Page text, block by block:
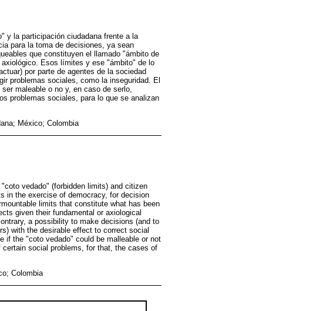
y la participación ciudadana frente a la
para la toma de decisiones, ya sean
que constituyen el llamado "ámbito de
Esos límites y ese "ámbito" de lo
por parte de agentes de la sociedad
problemas sociales, como la inseguridad. El
maleable o no y, en caso de serlo,
problemas sociales, para lo que se analizan
México; Colombia
vedado" (forbidden limits) and citizen
in the exercise of democracy, for decision
limits that constitute what has been
given their fundamental or axiological
a possibility to make decisions (and to
with the desirable effect to correct social
if the "coto vedado" could be malleable or not
social problems, for that, the cases of
Colombia